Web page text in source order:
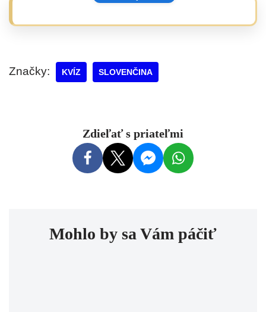
Značky: KVÍZ SLOVENČINA
Zdieľať s priateľmi
Mohlo by sa Vám páčiť